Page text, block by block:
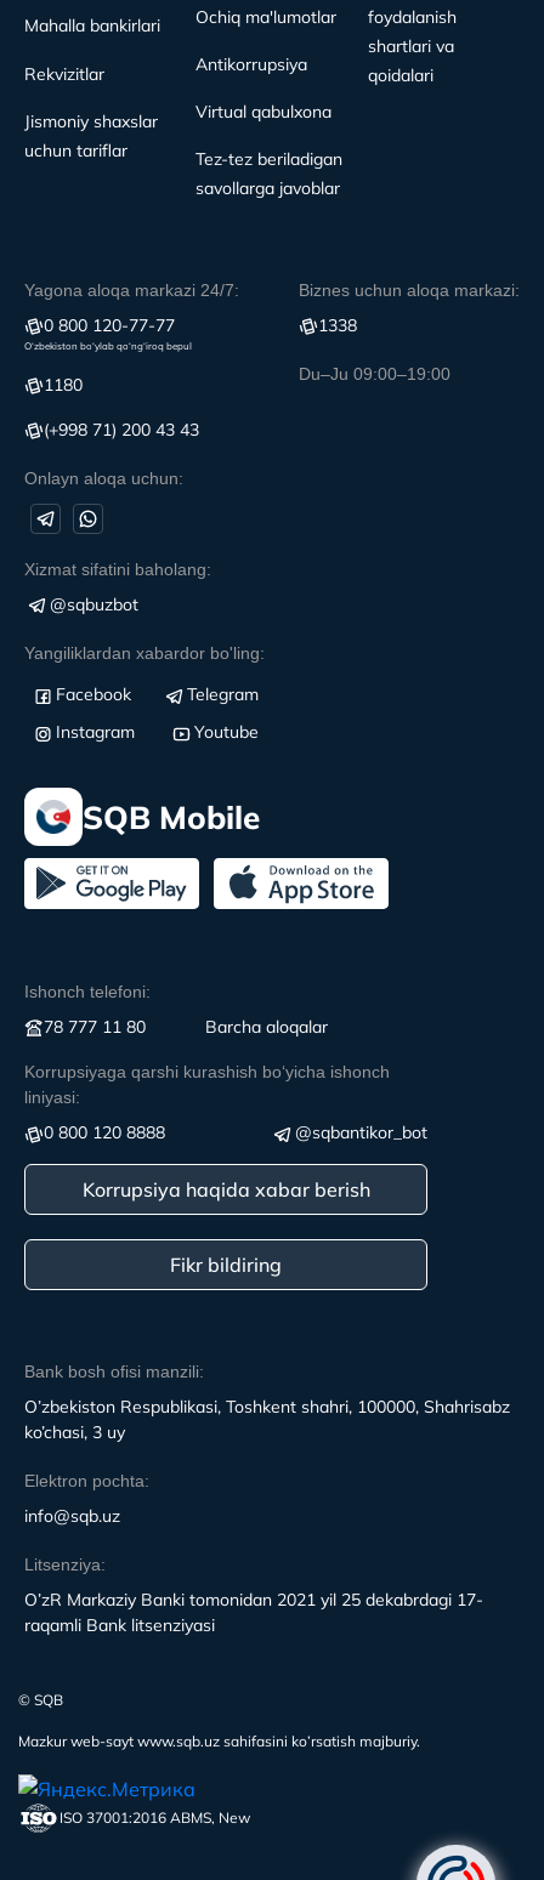
Bank bosh ofisi manzili:
O’zbekiston Respublikasi, Toshkent shahri, 100000, Shahrisabz
ko’chasi, 3 uy
Elektron pochta:
info@sqb.uz
Litsenziya:
O’zR Markaziy Banki tomonidan 2021 yil 25 dekabrdagi 17-
raqamli Bank litsenziyasi
Mahalla bankirlari
Rekvizitlar
Jismoniy shaxslar
uchun tariflar
Ochiq ma'lumotlar
Antikorrupsiya
Virtual qabulxona
Tez-tez beriladigan
savollarga javoblar
foydalanish
shartlari va
qoidalari
Yagona aloqa markazi 24/7:
0 800 120-77-77
O‘zbekiston bo‘ylab qo‘ng‘iroq bepul
1180
(+998 71) 200 43 43
Onlayn aloqa uchun:
Biznes uchun aloqa markazi:
1338
Du–Ju 09:00–19:00
Xizmat sifatini baholang:
@sqbuzbot
Yangiliklardan xabardor bo'ling:
Facebook
Telegram
Instagram
Youtube
SQB Mobile
Ishonch telefoni:
78 777 11 80 Вarcha aloqalar
Korrupsiyaga qarshi kurashish boʻyicha ishonch
liniyasi:
0 800 120 8888 @sqbantikor_bot
Korrupsiya haqida xabar berish
Fikr bildiring
© SQB
Mazkur web-sayt www.sqb.uz sahifasini ko’rsatish majburiy.
ISO 37001:2016 ABMS, New